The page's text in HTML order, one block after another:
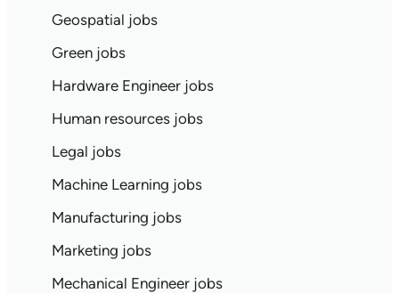
Geospatial jobs
Green jobs
Hardware Engineer jobs
Human resources jobs
Legal jobs
Machine Learning jobs
Manufacturing jobs
Marketing jobs
Mechanical Engineer jobs